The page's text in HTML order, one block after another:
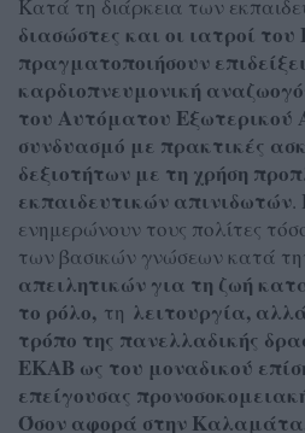
Κατά τη διάρκεια των
διασώστες και οι ιατροί
πραγματοποιήσουν
καρδιοπνευμονική
του Αυτόματου Εξωτερικού
συνδυασμό με πρακτικές
δεξιοτήτων με τη χρήση
εκπαιδευτικών απινιδωτών.
ενημερώνουν τους πολίτες
των βασικών γνώσεων κατά
απειλητικών για τη ζωή
το ρόλο, τη λειτουργία,
τρόπο της πανελλαδικής
ΕΚΑΒ ως του μοναδικού
επείγουσας
Όσον αφορά στην Καλαμάτα,